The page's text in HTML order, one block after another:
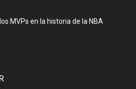
MVPs en la historia de la NBA